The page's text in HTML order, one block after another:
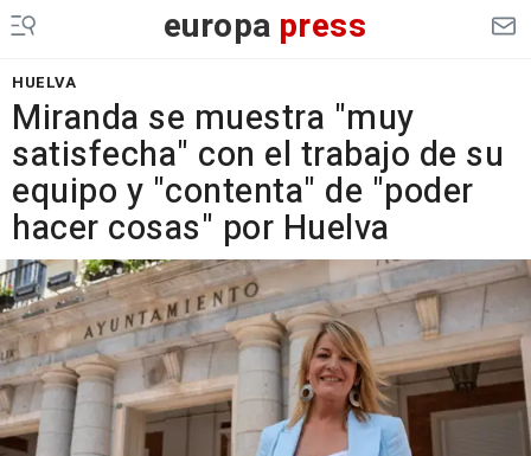
europa press
HUELVA
Miranda se muestra "muy
satisfecha" con el trabajo de su
equipo y "contenta" de "poder
hacer cosas" por Huelva